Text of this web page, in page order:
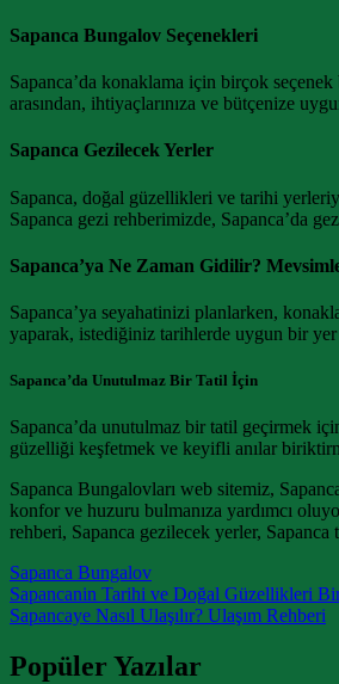
Sapanca Bungalov Seçenekleri
Sapanca’da konaklama için birçok
arasından, ihtiyaçlarınıza ve bütçenize
Sapanca Gezilecek Yerler
Sapanca, doğal güzellikleri ve tarihi
Sapanca gezi rehberimizde, Sapanca’da
Sapanca’ya Ne Zaman Gidilir?
Sapanca’ya seyahatinizi planlarken,
yaparak, istediğiniz tarihlerde uygun bir yer
Sapanca’da Unutulmaz Bir Tatil İçin
Sapanca’da unutulmaz bir tatil geçirmek
güzelliği keşfetmek ve keyifli anılar
Sapanca Bungalovları web sitemiz,
konfor ve huzuru bulmanıza yardımcı
rehberi, Sapanca gezilecek yerler,
Sapanca Bungalov
Post navigation
Sapancanin Tarihi ve Doğal Güzellikleri
Sapancaye Nasıl Ulaşılır? Ulaşım Rehberi
Popüler Yazılar